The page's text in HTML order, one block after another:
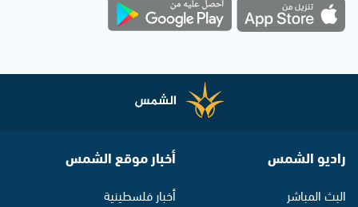
راديو الشمس
البث المباشر
أخبار موقع الشمس
أخبار فلسطينية